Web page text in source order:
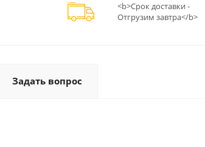
<b>Срок доставки -
Отгрузим завтра</b>
Задать вопрос